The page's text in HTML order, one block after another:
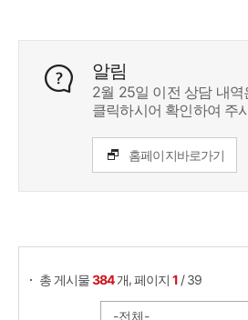
알림
2월 25일 이전 상담 내역
클릭하시어 확인하여 주
홈페이지바로가기
총 게시물384 개,페이지1 / 39